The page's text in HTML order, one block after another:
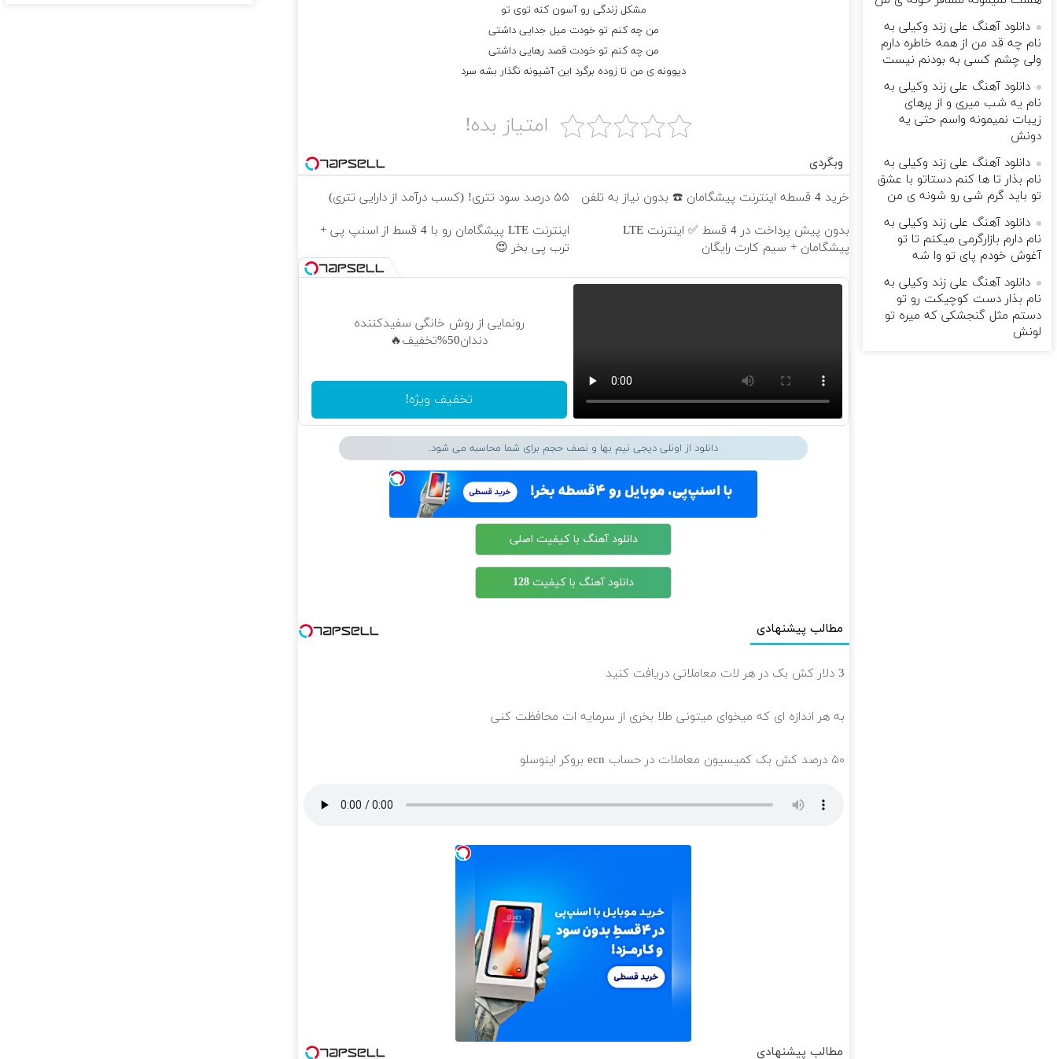
مشکل زندگی رو آسون کنه توی تو
من چه کنم تو خودت میل جدایی داشتی
من چه کنم تو خودت قصد رهایی داشتی
دیوونه ی من تا زوده برگرد این آشیونه نگذار بشه سرد
امتیاز بده!
وبگردی
خرید 4 قسطه اینترنت پیشگامان ☎️ بدون نیاز به تلفن
۵۵ درصد سود تتری! (کسب درآمد از دارایی تتری)
بدون پیش پرداخت در 4 قسط ✅ اینترنت LTE
پیشگامان + سیم کارت رایگان
اینترنت LTE پیشگامان رو با 4 قسط از اسنپ پی +
ترب پی بخر 😍
رونمایی از روش خانگی سفیدکننده
دندان50%تخفیف🔥
تخفیف ویژه!
دانلود از اونلی دیجی نیم بها و نصف حجم برای شما محاسبه می شود.
دانلود آهنگ با کیفیت اصلی
دانلود آهنگ با کیفیت 128
مطالب پیشنهادی
3 دلار کش بک در هر لات معاملاتی دریافت کنید
به هر اندازه ای که میخوای میتونی طلا بخری از سرمایه ات محافظت کنی
۵۰ درصد کش بک کمیسیون معاملات در حساب ecn بروکر اینوسلو
مطالب پیشنهادی
دانلود آهنگ علی زند وکیلی به
نام چه قد من از همه خاطره دارم
ولی چشم كسی به بودنم نیست
دانلود آهنگ علی زند وکیلی به
نام یه شب میرى و از پرهای
زيبات نمیمونه واسم حتی یه
دونش
دانلود آهنگ علی زند وکیلی به
نام بذار تا ها كنم دستاتو با عشق
تو باید گرم شی رو شونه ى من
دانلود آهنگ علی زند وکیلی به
نام دارم بازارگرمی میكنم تا تو
آغوش خودم پای تو وا شه
دانلود آهنگ علی زند وکیلی به
نام بذار دست كوچیكت رو تو
دستم مثل گنجشكی كه میره تو
لونش